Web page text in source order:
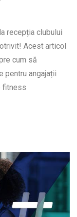
recepția clubului
Acest articol
cum să
pentru angajații
fitness